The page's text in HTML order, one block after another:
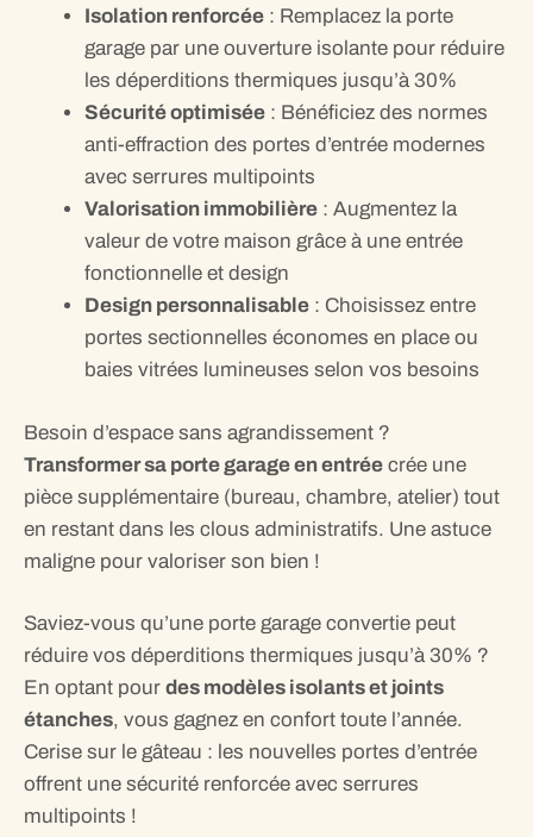
Isolation renforcée : Remplacez la porte
garage par une ouverture isolante pour réduire
les déperditions thermiques jusqu’à 30%
Sécurité optimisée : Bénéficiez des normes
anti-effraction des portes d’entrée modernes
avec serrures multipoints
Valorisation immobilière : Augmentez la
valeur de votre maison grâce à une entrée
fonctionnelle et design
Design personnalisable : Choisissez entre
portes sectionnelles économes en place ou
baies vitrées lumineuses selon vos besoins
Besoin d’espace sans agrandissement ?
Transformer sa porte garage en entrée crée une
pièce supplémentaire (bureau, chambre, atelier) tout
en restant dans les clous administratifs. Une astuce
maligne pour valoriser son bien !
Saviez-vous qu’une porte garage convertie peut
réduire vos déperditions thermiques jusqu’à 30% ?
En optant pour des modèles isolants et joints
étanches, vous gagnez en confort toute l’année.
Cerise sur le gâteau : les nouvelles portes d’entrée
offrent une sécurité renforcée avec serrures
multipoints !